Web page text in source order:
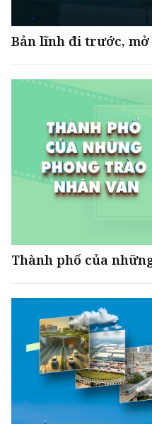
Bản lĩnh đi trước,
Thành phố của